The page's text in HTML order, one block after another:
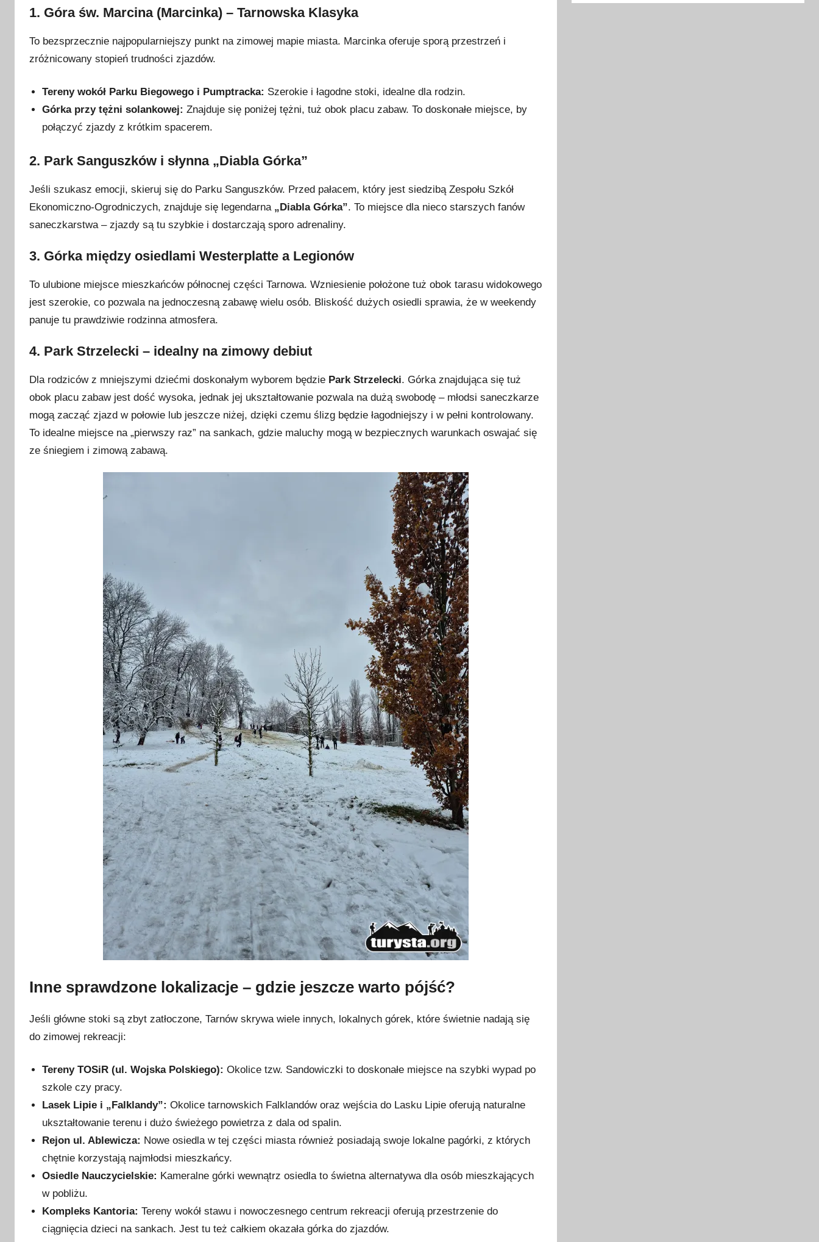
1. Góra św. Marcina (Marcinka) – Tarnowska Klasyka
To bezsprzecznie najpopularniejszy punkt na zimowej mapie miasta. Marcinka oferuje sporą przestrzeń i
zróżnicowany stopień trudności zjazdów.
Tereny wokół Parku Biegowego i Pumptracka: Szerokie i łagodne stoki, idealne dla rodzin.
Górka przy tężni solankowej: Znajduje się poniżej tężni, tuż obok placu zabaw. To doskonałe miejsce, by
połączyć zjazdy z krótkim spacerem.
2. Park Sanguszków i słynna „Diabla Górka”
Jeśli szukasz emocji, skieruj się do Parku Sanguszków. Przed pałacem, który jest siedzibą Zespołu Szkół
Ekonomiczno-Ogrodniczych, znajduje się legendarna „Diabla Górka”. To miejsce dla nieco starszych fanów
saneczkarstwa – zjazdy są tu szybkie i dostarczają sporo adrenaliny.
3. Górka między osiedlami Westerplatte a Legionów
To ulubione miejsce mieszkańców północnej części Tarnowa. Wzniesienie położone tuż obok tarasu widokowego
jest szerokie, co pozwala na jednoczesną zabawę wielu osób. Bliskość dużych osiedli sprawia, że w weekendy
panuje tu prawdziwie rodzinna atmosfera.
4. Park Strzelecki – idealny na zimowy debiut
Dla rodziców z mniejszymi dziećmi doskonałym wyborem będzie Park Strzelecki. Górka znajdująca się tuż
obok placu zabaw jest dość wysoka, jednak jej ukształtowanie pozwala na dużą swobodę – młodsi saneczkarze
mogą zacząć zjazd w połowie lub jeszcze niżej, dzięki czemu ślizg będzie łagodniejszy i w pełni kontrolowany.
To idealne miejsce na „pierwszy raz” na sankach, gdzie maluchy mogą w bezpiecznych warunkach oswajać się
ze śniegiem i zimową zabawą.
Inne sprawdzone lokalizacje – gdzie jeszcze warto pójść?
Jeśli główne stoki są zbyt zatłoczone, Tarnów skrywa wiele innych, lokalnych górek, które świetnie nadają się
do zimowej rekreacji:
Tereny TOSiR (ul. Wojska Polskiego): Okolice tzw. Sandowiczki to doskonałe miejsce na szybki wypad po
szkole czy pracy.
Lasek Lipie i „Falklandy”: Okolice tarnowskich Falklandów oraz wejścia do Lasku Lipie oferują naturalne
ukształtowanie terenu i dużo świeżego powietrza z dala od spalin.
Rejon ul. Ablewicza: Nowe osiedla w tej części miasta również posiadają swoje lokalne pagórki, z których
chętnie korzystają najmłodsi mieszkańcy.
Osiedle Nauczycielskie: Kameralne górki wewnątrz osiedla to świetna alternatywa dla osób mieszkających
w pobliżu.
Kompleks Kantoria: Tereny wokół stawu i nowoczesnego centrum rekreacji oferują przestrzenie do
ciągnięcia dzieci na sankach. Jest tu też całkiem okazała górka do zjazdów.